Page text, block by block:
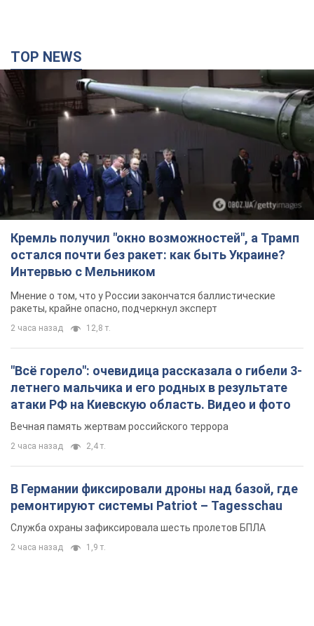
TOP NEWS
Кремль получил "окно возможностей", а Трамп
остался почти без ракет: как быть Украине?
Интервью с Мельником
Мнение о том, что у России закончатся баллистические
ракеты, крайне опасно, подчеркнул эксперт
2 часа назад 12,8 т.
"Всё горело": очевидица рассказала о гибели 3-
летнего мальчика и его родных в результате
атаки РФ на Киевскую область. Видео и фото
Вечная память жертвам российского террора
2 часа назад 2,4 т.
В Германии фиксировали дроны над базой, где
ремонтируют системы Patriot – Tagesschau
Служба охраны зафиксировала шесть пролетов БПЛА
2 часа назад 1,9 т.